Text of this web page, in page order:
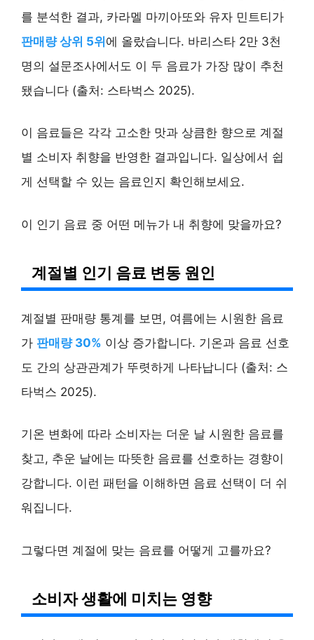
를 분석한 결과, 카라멜 마끼아또와 유자 민트티가
판매량 상위 5위에 올랐습니다. 바리스타 2만 3천
명의 설문조사에서도 이 두 음료가 가장 많이 추천
됐습니다 (출처: 스타벅스 2025).
이 음료들은 각각 고소한 맛과 상큼한 향으로 계절
별 소비자 취향을 반영한 결과입니다. 일상에서 쉽
게 선택할 수 있는 음료인지 확인해보세요.
이 인기 음료 중 어떤 메뉴가 내 취향에 맞을까요?
계절별 인기 음료 변동 원인
계절별 판매량 통계를 보면, 여름에는 시원한 음료
가 판매량 30% 이상 증가합니다. 기온과 음료 선호
도 간의 상관관계가 뚜렷하게 나타납니다 (출처: 스
타벅스 2025).
기온 변화에 따라 소비자는 더운 날 시원한 음료를
찾고, 추운 날에는 따뜻한 음료를 선호하는 경향이
강합니다. 이런 패턴을 이해하면 음료 선택이 더 쉬
워집니다.
그렇다면 계절에 맞는 음료를 어떻게 고를까요?
소비자 생활에 미치는 영향